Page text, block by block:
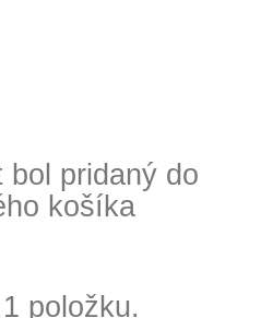
bol pridaný do
košíka
položku.